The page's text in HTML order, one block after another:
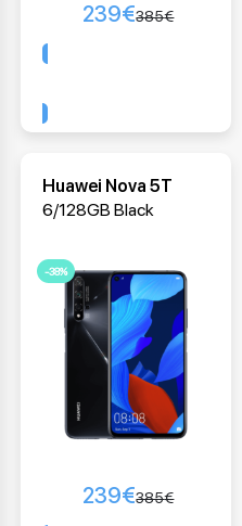
385€
239€
Huawei Nova 5T
6/128GB Black
-38%
385€
239€